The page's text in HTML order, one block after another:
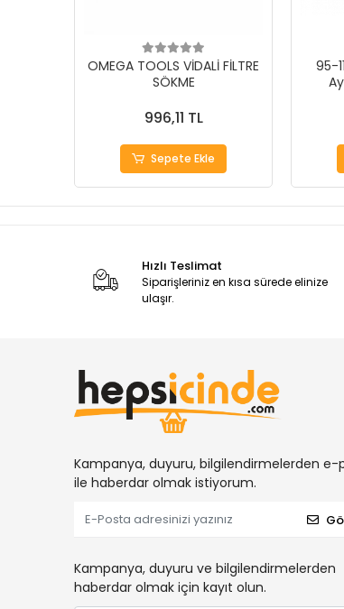
OMEGA TOOLS VİDALİ FİLTRE
SÖKME
996,11 TL
Sepete Ekle
95-
Hızlı Teslimat
Siparişleriniz en kısa sürede elinize
ulaşır.
Kampanya, duyuru, bilgilendirmelerden e-
ile haberdar olmak istiyorum.
Kampanya, duyuru ve bilgilendirmelerden
haberdar olmak için kayıt olun.